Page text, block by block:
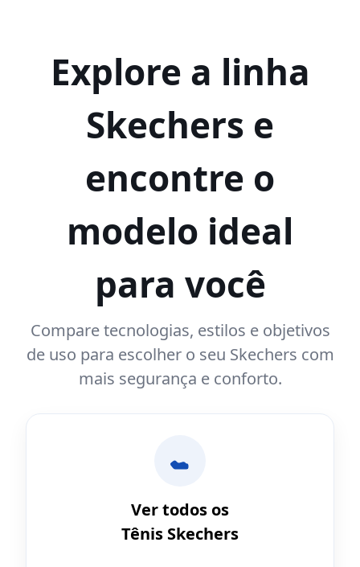
Explore a linha
Skechers e
encontre o
modelo ideal
para você
Compare tecnologias, estilos e objetivos
de uso para escolher o seu Skechers com
mais segurança e conforto.
Ver todos os
Tênis Skechers